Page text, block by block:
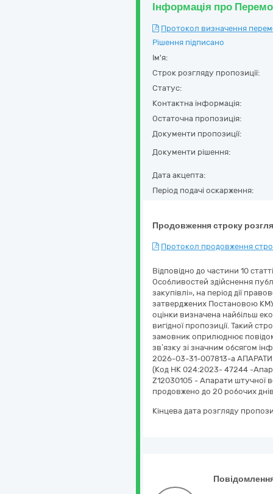
Інформація про
Протокол визначення
Рішення підписано
Ім'я:
Строк розгляду пропозиції:
Статус:
Контактна інформація:
Остаточна пропозиція:
Документи пропозиції:
Документи рішення:
Дата акцепта:
Період подачі оскарження:
Продовження строку
Протокол продовження
Відповідно до частини 10
Особливостей здійснення
закупівлі», на період дії
затверджених Постановою КМУ
оцінки визначена найбільш
вигідної пропозиції. Такий
замовник оприлюднює
зв’язку зі значним обсягом
2026-03-31-007813-a АПАРАТИ
(Код НК 024:2023- 47244 -
Z12030105 - Апарати штучної
продовжено до 20 робочих
Кінцева дата розгляду